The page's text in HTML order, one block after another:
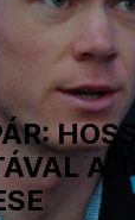
2028
A